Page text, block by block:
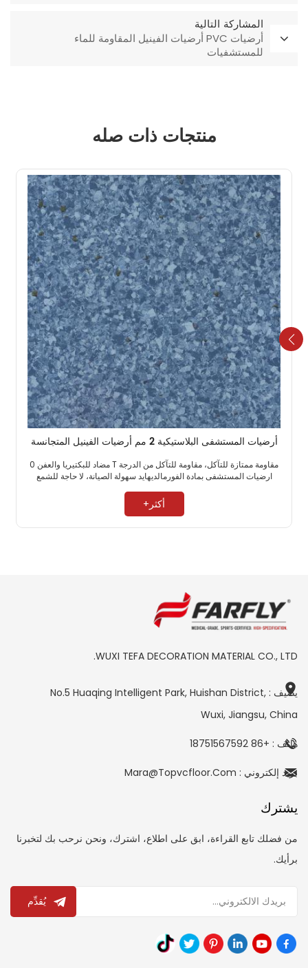
المشاركة التالية
أرضيات PVC أرضيات الفينيل المقاومة للماء
للمستشفيات
منتجات ذات صله
أرضيات المستشفى البلاستيكية 2 مم أرضيات الفينيل المتجانسة
مقاومة ممتازة للتآكل، مقاومة للتآكل من الدرجة T مضاد للبكتيريا والعفن 0
ارضيات المستشفى بمادة الفورمالديهايد سهولة الصيانة، لا حاجة للشمع ​
أكثر+
WUXI TEFA DECORATION MATERIAL CO., LTD.
يضيف : No.5 Huaqing Intelligent Park, Huishan District,
Wuxi, Jiangsu, China
هاتف : +86 18751567592
بريد إلكتروني : Mara@topvcfloor.com
يشترك
من فضلك تابع القراءة، ابق على اطلاع، اشترك، ونحن نرحب بك لتخبرنا
برأيك.
يُقدِّم